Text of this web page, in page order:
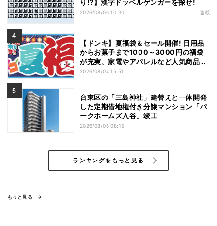
り!?】漢字ドッペルゲンガーを探せ!
2026/08/06 10:30 連載
【ドンキ】夏福袋＆セール開催! 日用品
からお菓子まで1000～3000円の福袋
が充実、家電やアパレルなど人気商品も
特価
2026/08/04 15:51
台東区の「三島神社」建替えと一体開発
した定期借地権付き分譲マンション「パ
ークホームズ入谷」竣工
2026/08/06 08:15
ランキングをもっと見る
もっと見る